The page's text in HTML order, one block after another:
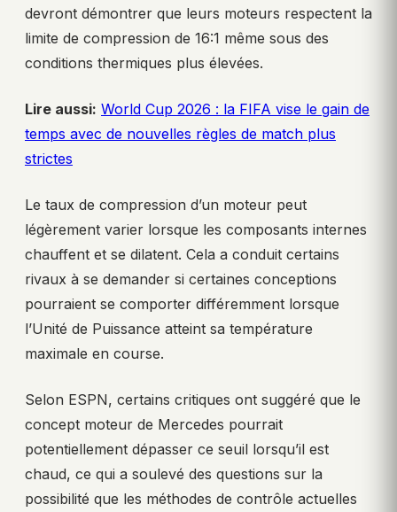
devront démontrer que leurs moteurs respectent la
limite de compression de 16:1 même sous des
conditions thermiques plus élevées.
Lire aussi: World Cup 2026 : la FIFA vise le gain de
temps avec de nouvelles règles de match plus
strictes
Le taux de compression d’un moteur peut
légèrement varier lorsque les composants internes
chauffent et se dilatent. Cela a conduit certains
rivaux à se demander si certaines conceptions
pourraient se comporter différemment lorsque
l’Unité de Puissance atteint sa température
maximale en course.
Selon ESPN, certains critiques ont suggéré que le
concept moteur de Mercedes pourrait
potentiellement dépasser ce seuil lorsqu’il est
chaud, ce qui a soulevé des questions sur la
possibilité que les méthodes de contrôle actuelles